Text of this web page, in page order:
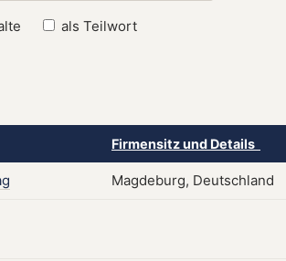
als Teilwort
Firmensitz und Details
Magdeburg, Deutschland